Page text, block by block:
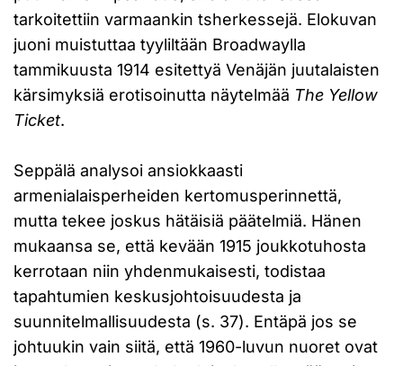
tarkoitettiin varmaankin tsherkessejä. Elokuvan
juoni muistuttaa tyyliltään Broadwaylla
tammikuusta 1914 esitettyä Venäjän juutalaisten
kärsimyksiä erotisoinutta näytelmää The Yellow
Ticket.
Seppälä analysoi ansiokkaasti
armenialaisperheiden kertomusperinnettä,
mutta tekee joskus hätäisiä päätelmiä. Hänen
mukaansa se, että kevään 1915 joukkotuhosta
kerrotaan niin yhdenmukaisesti, todistaa
tapahtumien keskusjohtoisuudesta ja
suunnitelmallisuudesta (s. 37). Entäpä jos se
johtuukin vain siitä, että 1960-luvun nuoret ovat